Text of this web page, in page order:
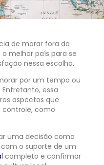
de morar fora do
o melhor país para se
nessa escolha.
por um tempo ou
essa
aspectos que
controle, como
uma decisão como
com o suporte de um
completo e confirmar